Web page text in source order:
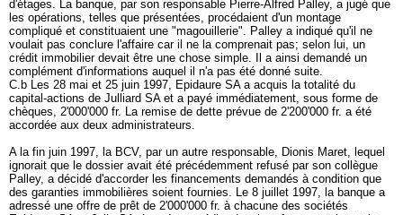
d'étages. La banque, par son responsable Pierre-Alfred Palley, a jugé que
les opérations, telles que présentées, procédaient d'un montage
compliqué et constituaient une "magouillerie". Palley a indiqué qu'il ne
voulait pas conclure l'affaire car il ne la comprenait pas; selon lui, un
crédit immobilier devait être une chose simple. Il a ainsi demandé un
complément d'informations auquel il n'a pas été donné suite.
C.b Les 28 mai et 25 juin 1997, Epidaure SA a acquis la totalité du
capital-actions de Julliard SA et a payé immédiatement, sous forme de
chèques, 2'000'000 fr. La remise de dette prévue de 2'200'000 fr. a été
accordée aux deux administrateurs.
A la fin juin 1997, la BCV, par un autre responsable, Dionis Maret, lequel
ignorait que le dossier avait été précédemment refusé par son collègue
Palley, a décidé d'accorder les financements demandés à condition que
des garanties immobilières soient fournies. Le 8 juillet 1997, la banque a
adressé une offre de prêt de 2'000'000 fr. à chacune des sociétés